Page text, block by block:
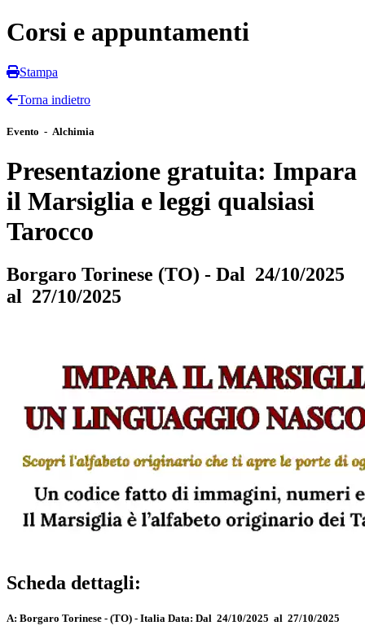
Corsi e appuntamenti
Stampa
Torna indietro
Evento - Alchimia
Presentazione gratuita: Impara
il Marsiglia e leggi qualsiasi
Tarocco
Borgaro Torinese (TO) - Dal 24/10/2025
al 27/10/2025
Scheda dettagli:
A: Borgaro Torinese - (TO) - Italia Data: Dal 24/10/2025 al 27/10/2025